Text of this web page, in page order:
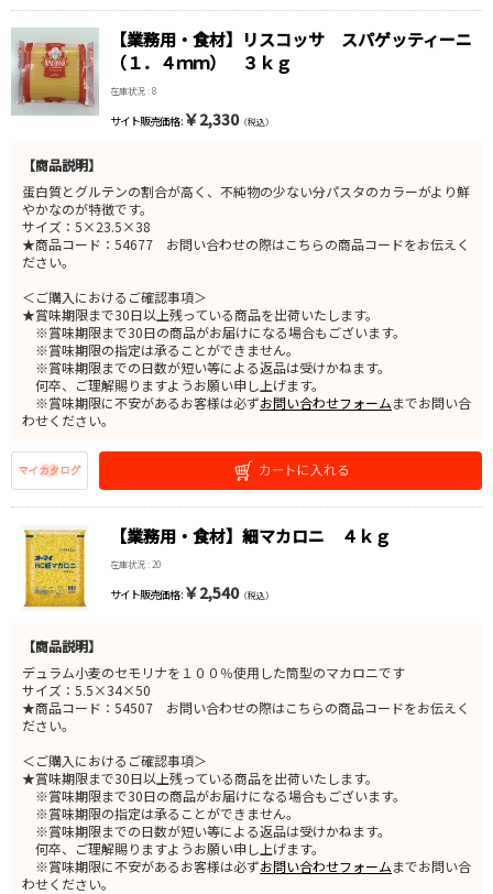
【業務用・食材】リスコッサ スパゲッティーニ
（１．４ｍｍ） ３ｋｇ
在庫状況 : 8
サイト販売価格 : ￥2,330（税込）
【商品説明】
蛋白質とグルテンの割合が高く、不純物の少ない分パスタのカラーがより鮮
やかなのが特徴です。
サイズ：5×23.5×38
★商品コード：54677 お問い合わせの際はこちらの商品コードをお伝えく
ださい。
＜ご購入におけるご確認事項＞
★賞味期限まで30日以上残っている商品を出荷いたします。
※賞味期限まで30日の商品がお届けになる場合もございます。
※賞味期限の指定は承ることができません。
※賞味期限までの日数が短い等による返品は受けかねます。
何卒、ご理解賜りますようお願い申し上げます。
※賞味期限に不安があるお客様は必ずお問い合わせフォームまでお問い合
わせください。
【業務用・食材】細マカロニ ４ｋｇ
在庫状況 : 20
サイト販売価格 : ￥2,540（税込）
【商品説明】
デュラム小麦のセモリナを１００％使用した筒型のマカロニです
サイズ：5.5×34×50
★商品コード：54507 お問い合わせの際はこちらの商品コードをお伝えく
ださい。
＜ご購入におけるご確認事項＞
★賞味期限まで30日以上残っている商品を出荷いたします。
※賞味期限まで30日の商品がお届けになる場合もございます。
※賞味期限の指定は承ることができません。
※賞味期限までの日数が短い等による返品は受けかねます。
何卒、ご理解賜りますようお願い申し上げます。
※賞味期限に不安があるお客様は必ずお問い合わせフォームまでお問い合
わせください。